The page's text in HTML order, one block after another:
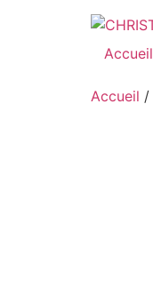
Accueil
Accueil /